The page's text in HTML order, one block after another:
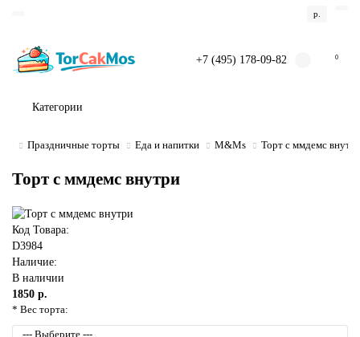
р.
+7 (495) 178-09-82 0
Категории
Праздничные торты Еда и напитки М&Мs Торт с ммдемс
Торт с ммдемс внутри
Код Товара:
D3984
Наличие:
В наличии
1850 р.
* Вес торта: